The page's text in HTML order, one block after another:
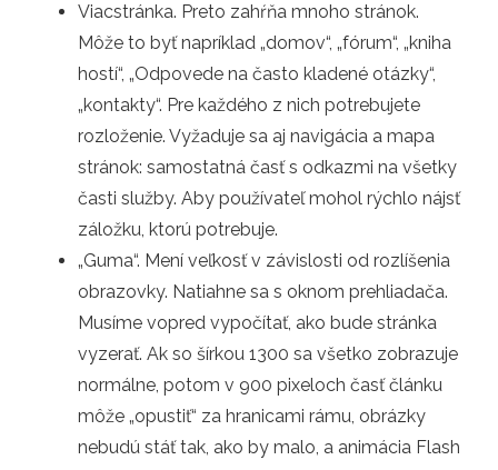
Viacstránka. Preto zahŕňa mnoho stránok.
Môže to byť napríklad „domov“, „fórum“, „kniha
hostí“, „Odpovede na často kladené otázky“,
„kontakty“. Pre každého z nich potrebujete
rozloženie. Vyžaduje sa aj navigácia a mapa
stránok: samostatná časť s odkazmi na všetky
časti služby. Aby používateľ mohol rýchlo nájsť
záložku, ktorú potrebuje.
„Guma“. Mení veľkosť v závislosti od rozlíšenia
obrazovky. Natiahne sa s oknom prehliadača.
Musíme vopred vypočítať, ako bude stránka
vyzerať. Ak so šírkou 1300 sa všetko zobrazuje
normálne, potom v 900 pixeloch časť článku
môže „opustiť“ za hranicami rámu, obrázky
nebudú stáť tak, ako by malo, a animácia Flash